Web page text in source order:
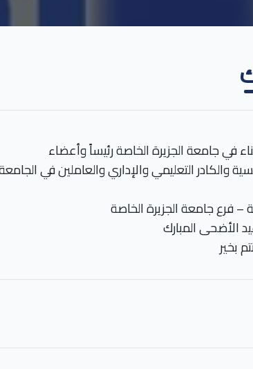
في جامعة الجزيرة الخاصة رئيساً وأعضاء
والكادر التعليمي والإداري والعاملين في
– فرع جامعة الجزيرة الخاصة
الأضحى المبارك
بخير